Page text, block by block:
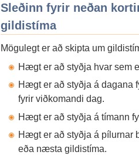
Sleðinn fyrir neðan
gildistíma
Mögulegt er að skipta um
Hægt er að styðja hvar sem
Hægt er að styðja á dagana
fyrir viðkomandi dag.
Hægt er að styðja á tímann
Hægt er að styðja á pílurnar
eða næsta gildistíma.